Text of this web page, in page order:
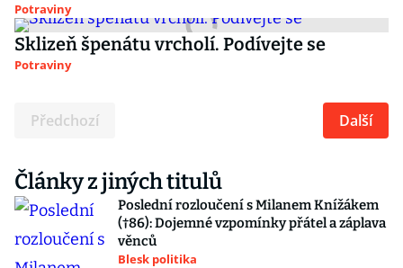
Potraviny
Sklizeň špenátu vrcholí. Podívejte se
Potraviny
Předchozí Další
Články z jiných titulů
Poslední rozloučení s Milanem Knížákem
(†86): Dojemné vzpomínky přátel a záplava
věnců
Blesk politika